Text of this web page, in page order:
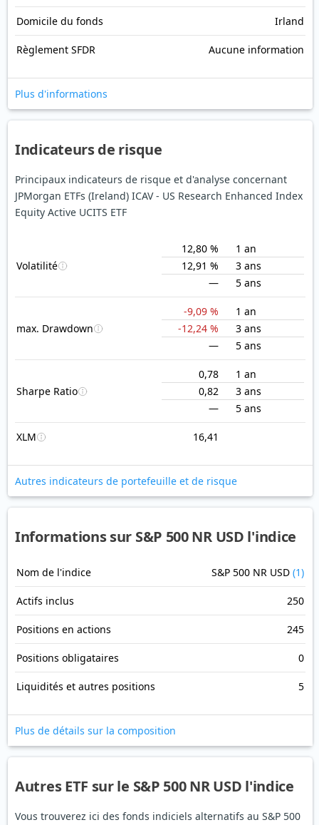
Domicile du fonds Irland
Règlement SFDR Aucune information
Plus d'informations
Indicateurs de risque
Principaux indicateurs de risque et d'analyse concernant
JPMorgan ETFs (Ireland) ICAV - US Research Enhanced Index
Equity Active UCITS ETF
Volatilité
12,80 %
1 an
12,91 %
3 ans
—
5 ans
max. Drawdown
-9,09 %
1 an
-12,24 %
3 ans
—
5 ans
Sharpe Ratio
0,78
1 an
0,82
3 ans
—
5 ans
XLM 16,41
Autres indicateurs de portefeuille et de risque
Informations sur S&P 500 NR USD l'indice
Nom de l'indice S&P 500 NR USD (1)
Actifs inclus 250
Positions en actions 245
Positions obligataires 0
Liquidités et autres positions 5
Plus de détails sur la composition
Autres ETF sur le S&P 500 NR USD l'indice
Vous trouverez ici des fonds indiciels alternatifs au S&P 500